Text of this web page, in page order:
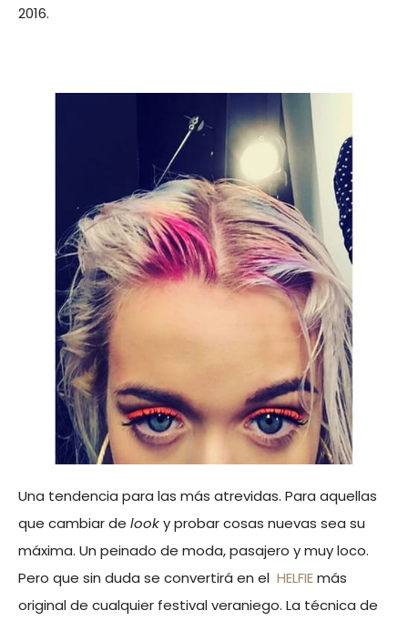
2016.
Una tendencia para las más atrevidas. Para aquellas
que cambiar de looky probar cosas nuevas sea su
máxima. Un peinado de moda, pasajero y muy loco.
Pero que sin duda se convertirá en el HELFIEmás
original de cualquier festival veraniego. La técnica de